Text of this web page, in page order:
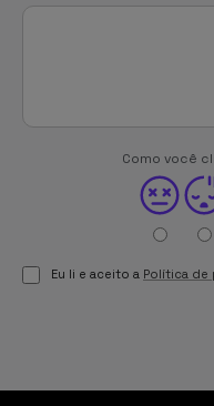
Como você
Eu li e aceito a Política de